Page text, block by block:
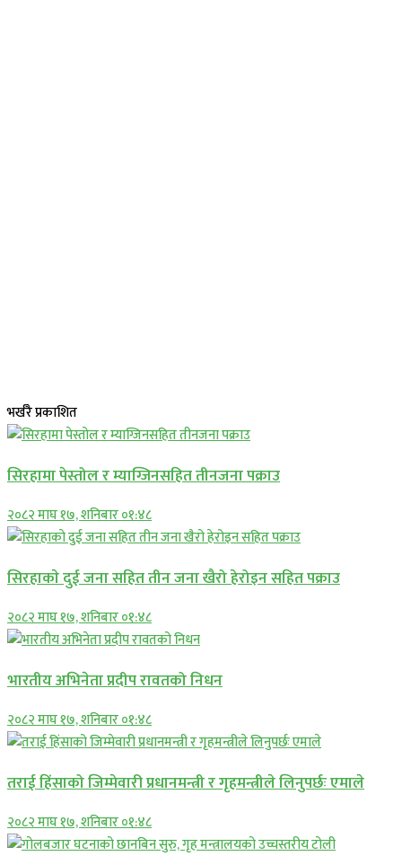
भर्खरै प्रकाशित
सिरहामा पेस्तोल र म्याग्जिनसहित तीनजना पक्राउ
२०८२ माघ १७, शनिबार ०१:४८
सिरहाकाे दुई जना सहित तीन जना खैरो हेरोइन सहित पक्राउ
२०८२ माघ १७, शनिबार ०१:४८
भारतीय अभिनेता प्रदीप रावतको निधन
२०८२ माघ १७, शनिबार ०१:४८
तराई हिंसाको जिम्मेवारी प्रधानमन्त्री र गृहमन्त्रीले लिनुपर्छः एमाले
२०८२ माघ १७, शनिबार ०१:४८